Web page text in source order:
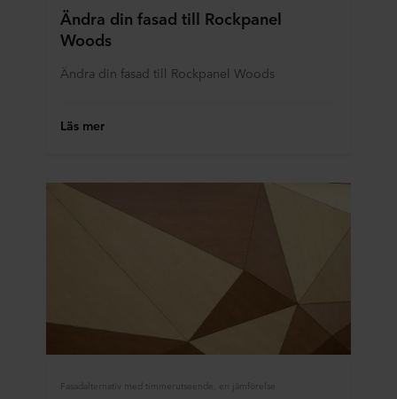
Ändra din fasad till Rockpanel
Woods
Ändra din fasad till Rockpanel Woods
Läs mer
Fasadalternativ med timmerutseende, en jämförelse